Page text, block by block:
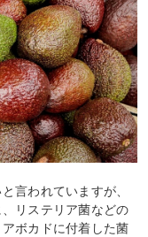
言われていますが、
リステリア菌などの
ボカドに付着した菌